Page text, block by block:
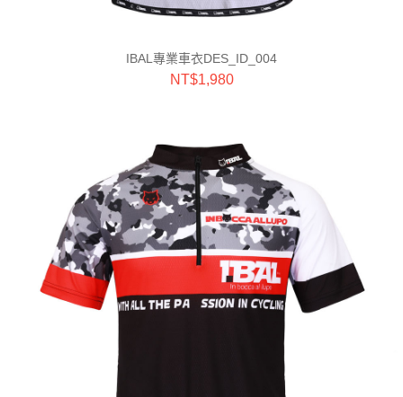
IBAL專業車衣DES_ID_004
NT$1,980